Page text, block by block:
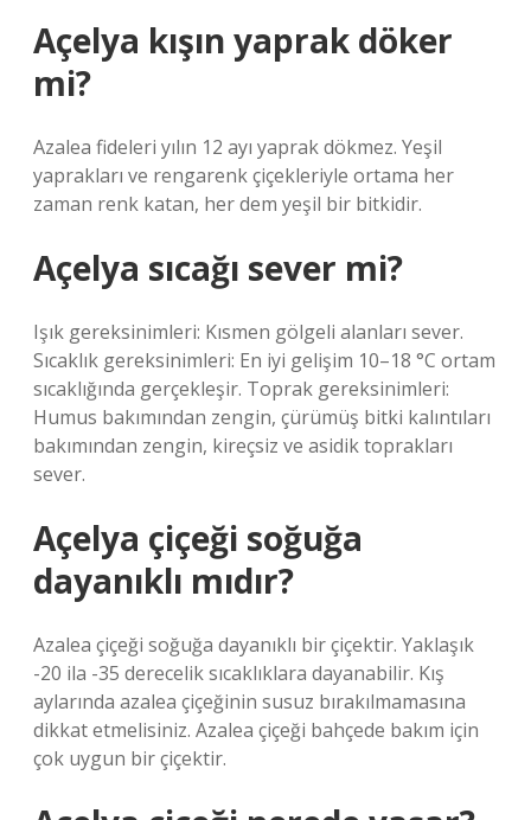
Açelya kışın yaprak döker
mi?
Azalea fideleri yılın 12 ayı yaprak dökmez. Yeşil
yaprakları ve rengarenk çiçekleriyle ortama her
zaman renk katan, her dem yeşil bir bitkidir.
Açelya sıcağı sever mi?
Işık gereksinimleri: Kısmen gölgeli alanları sever.
Sıcaklık gereksinimleri: En iyi gelişim 10–18 °C ortam
sıcaklığında gerçekleşir. Toprak gereksinimleri:
Humus bakımından zengin, çürümüş bitki kalıntıları
bakımından zengin, kireçsiz ve asidik toprakları
sever.
Açelya çiçeği soğuğa
dayanıklı mıdır?
Azalea çiçeği soğuğa dayanıklı bir çiçektir. Yaklaşık
-20 ila -35 derecelik sıcaklıklara dayanabilir. Kış
aylarında azalea çiçeğinin susuz bırakılmamasına
dikkat etmelisiniz. Azalea çiçeği bahçede bakım için
çok uygun bir çiçektir.